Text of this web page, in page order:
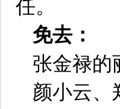
任。
免去：
张金禄的
颜小云、